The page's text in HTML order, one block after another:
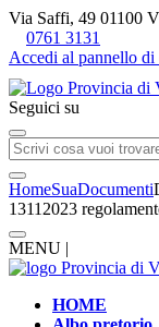
Via Saffi, 49
0761 3131
Accedi al pannello
Seguici su
HomeSuaDocumenti
13112023
MENU |
HOME